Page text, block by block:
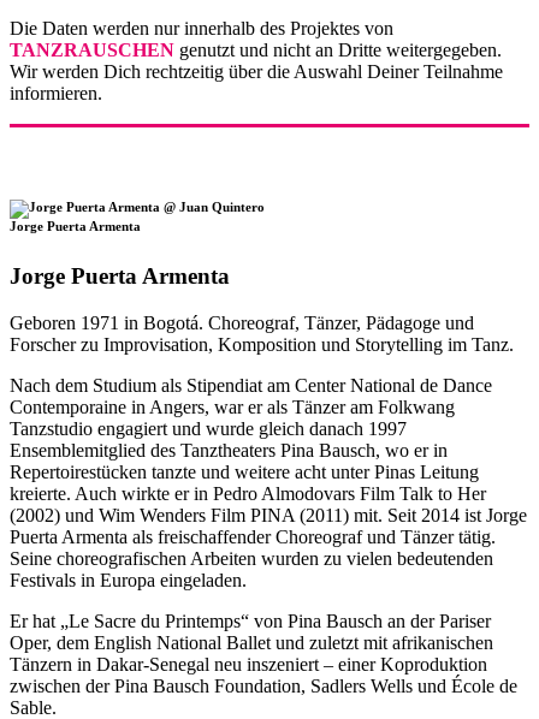
Die Daten werden nur innerhalb des Projektes von
TANZRAUSCHEN genutzt und nicht an Dritte weitergegeben.
Wir werden Dich rechtzeitig über die Auswahl Deiner Teilnahme
informieren.
Jorge Puerta Armenta
Jorge Puerta Armenta
Geboren 1971 in Bogotá. Choreograf, Tänzer, Pädagoge und
Forscher zu Improvisation, Komposition und Storytelling im Tanz.
Nach dem Studium als Stipendiat am Center National de Dance
Contemporaine in Angers, war er als Tänzer am Folkwang
Tanzstudio engagiert und wurde gleich danach 1997
Ensemblemitglied des Tanztheaters Pina Bausch, wo er in
Repertoirestücken tanzte und weitere acht unter Pinas Leitung
kreierte. Auch wirkte er in Pedro Almodovars Film Talk to Her
(2002) und Wim Wenders Film PINA (2011) mit. Seit 2014 ist Jorge
Puerta Armenta als freischaffender Choreograf und Tänzer tätig.
Seine choreografischen Arbeiten wurden zu vielen bedeutenden
Festivals in Europa eingeladen.
Er hat „Le Sacre du Printemps“ von Pina Bausch an der Pariser
Oper, dem English National Ballet und zuletzt mit afrikanischen
Tänzern in Dakar-Senegal neu inszeniert – einer Koproduktion
zwischen der Pina Bausch Foundation, Sadlers Wells und École de
Sable.